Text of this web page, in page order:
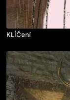
KLÍČení